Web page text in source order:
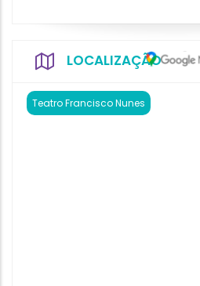
LOCALIZAÇÃO
Teatro Francisco Nunes